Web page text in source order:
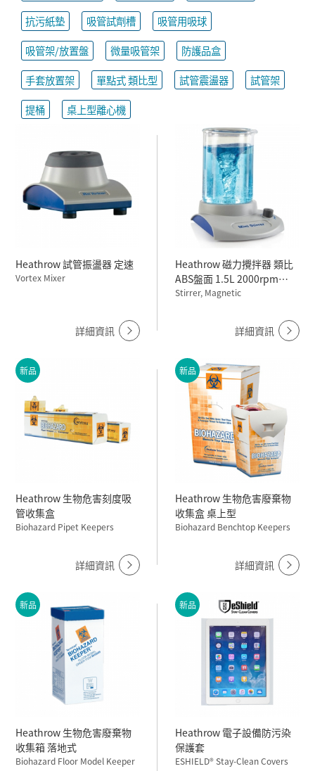
抗污紙墊
吸管試劑槽
吸管用吸球
吸管架/放置盤
微量吸管架
防護品盒
手套放置架
單點式 類比型 試管震盪器
試管架
提桶
桌上型離心機
Heathrow 試管振盪器 定速
Vortex Mixer
詳細資訊
Heathrow 磁力攪拌器 類比
ABS盤面 1.5L 2000rpm
100~240V
Stirrer, Magnetic
詳細資訊
新品
Heathrow 生物危害刻度吸
管收集盒
Biohazard Pipet Keepers
詳細資訊
新品
Heathrow 生物危害廢棄物
收集盒 桌上型
Biohazard Benchtop Keepers
詳細資訊
新品
Heathrow 生物危害廢棄物
收集箱 落地式
Biohazard Floor Model Keeper
新品
Heathrow 電子設備防污染
保護套
ESHIELD® Stay-Clean Covers